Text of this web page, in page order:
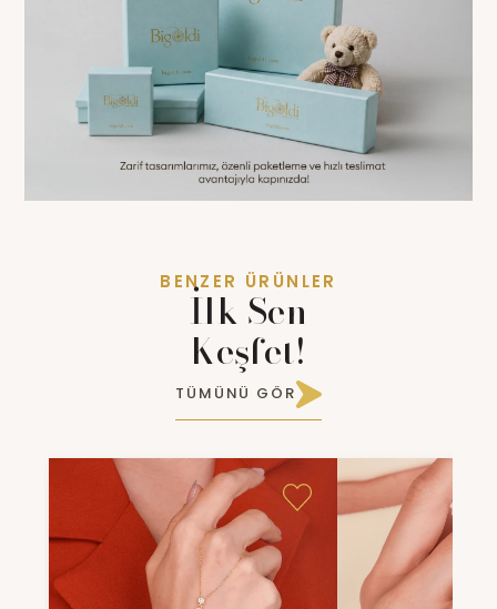
BENZER ÜRÜNLER
İlk Sen
Keşfet!
TÜMÜNÜ GÖR